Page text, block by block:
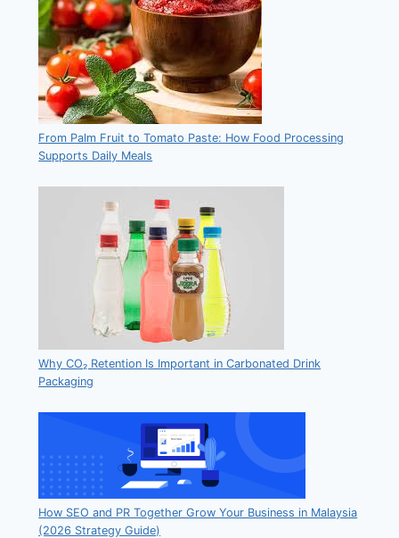
From Palm Fruit to Tomato Paste: How Food Processing
Supports Daily Meals
Why CO₂ Retention Is Important in Carbonated Drink
Packaging
How SEO and PR Together Grow Your Business in Malaysia
(2026 Strategy Guide)